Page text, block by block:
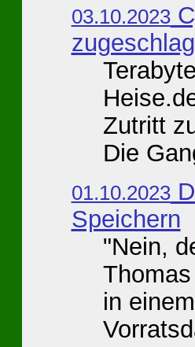
03.10.2023
Zutritt
Die
01.10.2023
Speichern
"Nein,
in